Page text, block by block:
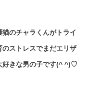
のチャラくんがトライ
ストレスでまだエリザ
好きな男の子です(^ ^)♡